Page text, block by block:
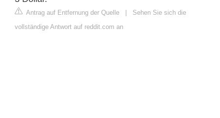
Antrag auf Entfernung der Quelle
Sehen Sie sich die
vollständige Antwort auf reddit.com an